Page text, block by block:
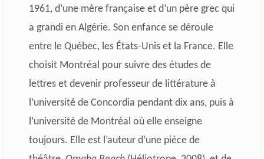
1961, d’une mère française et d’un père grec qui
a grandi en Algérie. Son enfance se déroule
entre le Québec, les États-Unis et la France. Elle
choisit Montréal pour suivre des études de
lettres et devenir professeur de littérature à
l’université de Concordia pendant dix ans, puis à
l’université de Montréal où elle enseigne
toujours. Elle est l’auteur d’une pièce de